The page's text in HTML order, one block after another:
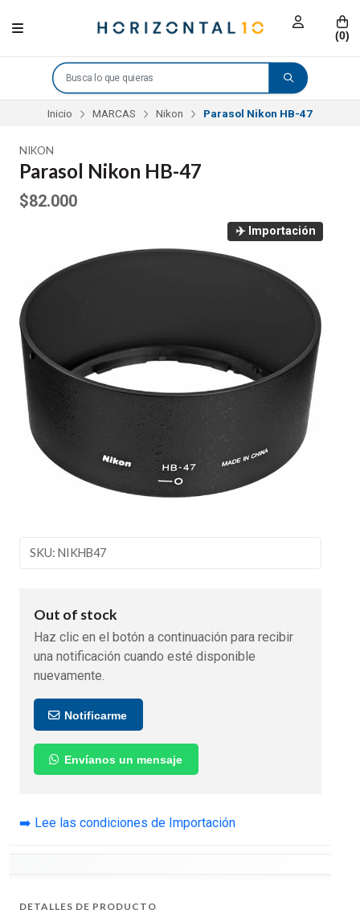
(0)
Inicio MARCAS Nikon Parasol Nikon HB-47
NIKON
Parasol Nikon HB-47
$82.000
✈️ Importación
SKU: NIKHB47
Out of stock
Haz clic en el botón a continuación para recibir
una notificación cuando esté disponible
nuevamente.
Notificarme
Envíanos un mensaje
➡️ Lee las condiciones de Importación
DETALLES DE PRODUCTO